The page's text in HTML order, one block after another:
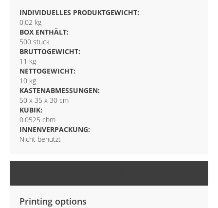
INDIVIDUELLES PRODUKTGEWICHT:
0.02 kg
BOX ENTHÄLT:
500 stuck
BRUTTOGEWICHT:
11 kg
NETTOGEWICHT:
10 kg
KASTENABMESSUNGEN:
50 x 35 x 30 cm
KUBIK:
0.0525 cbm
INNENVERPACKUNG:
Nicht benutzt
Printing options